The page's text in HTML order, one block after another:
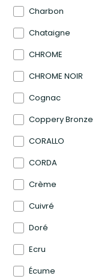
Charbon
Chataigne
CHROME
CHROME NOIR
Cognac
Coppery Bronze
CORALLO
CORDA
Crème
Cuivré
Doré
Ecru
Écume